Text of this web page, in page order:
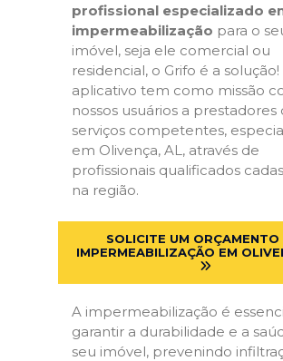
profissional especializado
impermeabilização para o
imóvel, seja ele comercial ou
residencial, o Grifo é a solução!
aplicativo tem como missão
nossos usuários a prestadores
serviços competentes,
em Olivença, AL, através de
profissionais qualificados
na região.
SOLICITE UM ORÇAMENTO
IMPERMEABILIZAÇÃO EM
A impermeabilização é
garantir a durabilidade e a
seu imóvel, prevenindo